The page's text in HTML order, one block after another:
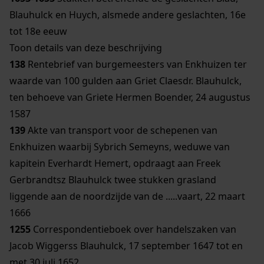
Blauhulck en Huych, alsmede andere geslachten, 16e
tot 18e eeuw
Toon details van deze beschrijving
138 Rentebrief van burgemeesters van Enkhuizen ter
waarde van 100 gulden aan Griet Claesdr. Blauhulck,
ten behoeve van Griete Hermen Boender, 24 augustus
1587
139Akte van transport voor de schepenen van
Enkhuizen waarbij Sybrich Semeyns, weduwe van
kapitein Everhardt Hemert, opdraagt aan Freek
Gerbrandtsz Blauhulck twee stukken grasland
liggende aan de noordzijde van de .....vaart, 22 maart
1666
1255 Correspondentieboek over handelszaken van
Jacob Wiggerss Blauhulck, 17 september 1647 tot en